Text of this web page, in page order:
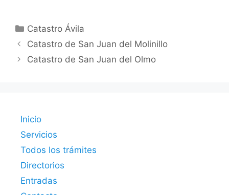
Categorías
Catastro Ávila
Catastro de San Juan del Molinillo
Catastro de San Juan del Olmo
Inicio
Servicios
Todos los trámites
Directorios
Entradas